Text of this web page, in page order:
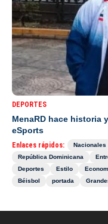
DEPORTES
MenaRD hace historia
eSports
Enlaces rápidos: Nacionales
República Dominicana
Deportes
Estilo
Béisbol
portada